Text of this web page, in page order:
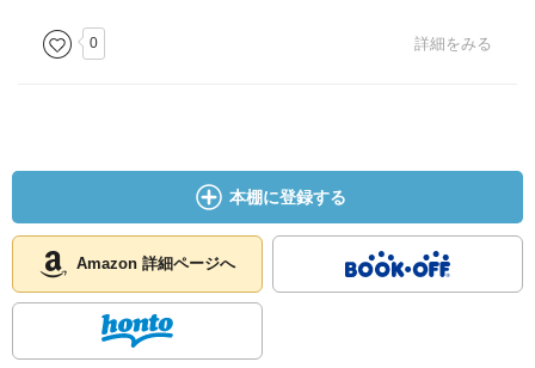
えていただけに、atも良かったのか、みたいな。穴埋め問題
とか作らないようにしないと。そういう意味ではThe sun
えとかの問題を出さないようにしたい。つまりWhat a poor
man was I!(p.238)みたいな。逆に、p.220の神田弘慶という
人の英文は英文解釈の問題にいいかなあ（ところで神田弘
慶って誰？という感じで、文献の名前を書いておいてくれ
ても…）。最後に、受動態の歴史、というのはたぶん勉強
したとは思うけど、すっかり忘れていて、beに統一された
0 詳細をみる
本棚に登録する
Amazon 詳細ページへ